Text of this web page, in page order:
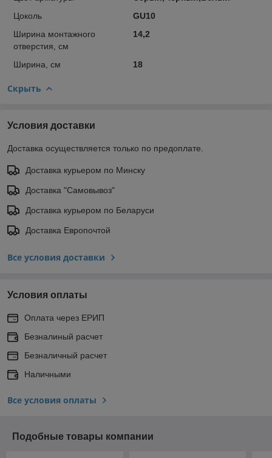
Цоколь
GU10
Ширина монтажного
отверстия, см
14,2
Ширина, см 18
Скрыть
Условия доставки
Доставка осуществляется только по предоплате.
Доставка курьером по Минску
Доставка "Самовывоз"
Доставка курьером по Беларуси
Доставка Европочтой
Все условия доставки
Условия оплаты
Оплата через ЕРИП
Безналиный расчет
Безналичный расчет
Наличными
Все условия оплаты
Подобные товары компании